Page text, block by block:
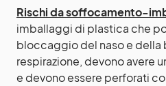
Rischi da soffocamento-
imballaggi di plastica che
bloccaggio del naso e della
respirazione, devono avere
e devono essere perforati